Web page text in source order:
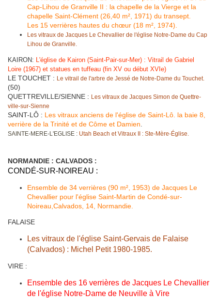
Cap-Lihou de Granville II : la chapelle de la Vierge et la
chapelle Saint-Clément (26,40 m², 1971) du transept.
Les 15 verrières hautes du chœur (18 m², 1974).
Les vitraux de Jacques Le Chevallier de l'église Notre-Dame du Cap
Lihou de Granville.
KAIRON:
L'église de Kairon (Saint-Pair-sur-Mer) : Vitrail de Gabriel
Loire (1967) et statues en tuffeau (fin XV ou début XVIe)
LE TOUCHET : Le vitrail de l'arbre de Jessé de Notre-Dame du Touchet.
(50)
QUETTREVILLE/SIENNE : Les vitraux de Jacques Simon de Quettre-
ville-sur-Sienne
SAINT-LÔ : Les vitraux anciens de l'église de Saint-Lô. la baie 8,
verrière de la Trinité et de Côme et Damien
SAINTE-MERE-L'EGLISE : Utah Beach et Vitraux II : Ste-Mère-Église.
NORMANDIE : CALVADOS :
CONDÉ-SUR-NOIREAU :
Ensemble de 34 verrières (90 m², 1953) de Jacques Le
Chevallier pour l'église Saint-Martin de Condé-sur-
Noireau,Calvados, 14, Normandie.
FALAISE
Les vitraux de l'église Saint-Gervais de Falaise
(Calvados) : Michel Petit 1980-1985.
VIRE :
Ensemble des 16 verrières de Jacques Le Chevallier
de l'église Notre-Dame de Neuville à Vire